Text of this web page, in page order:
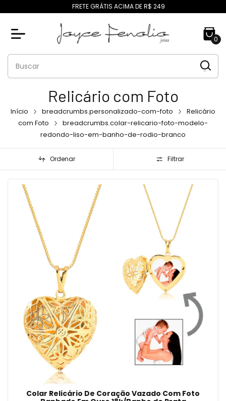
FRETE GRÁTIS ACIMA DE R$ 249
0
Relicário com Foto
Início breadcrumbs.personalizado-com-foto
Relicário
com Foto
breadcrumbs.colar-relicario-foto-modelo-
redondo-liso-em-banho-de-rodio-branco
Ordenar Filtrar
Colar Relicário De Coração Vazado Com Foto